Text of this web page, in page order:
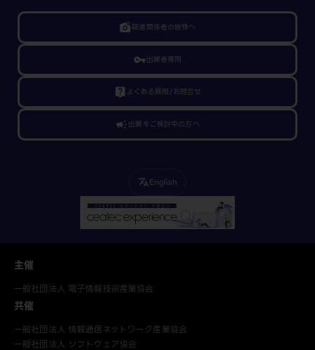
linked_camera報道関係者の皆様へ
vpn_key出展者専用
live_help よくある質問/お問合せ
campaign出展をご検討中の方へ
translateEnglish
主催
一般社団法人 電子情報技術産業協会
共催
一般社団法人 情報通信ネットワーク産業協会
一般社団法人 ソフトウェア協会